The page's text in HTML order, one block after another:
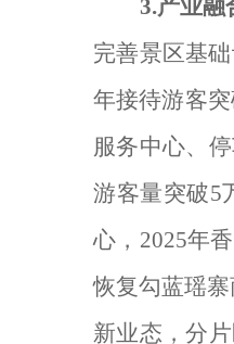
3.产业融
完善景区基
年接待游客
服务中心、
游客量突破5
心， 2025年
恢复勾蓝瑶
新业态，分